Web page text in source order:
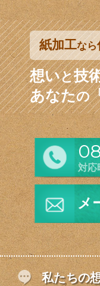
紙加工なら
想いと技
あなたの
対
メ
私たちの